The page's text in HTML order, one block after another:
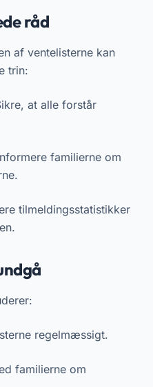
råd
af ventelisterne kan
trin:
at alle forstår
familierne om
tilmeldingsstatistikker
regelmæssigt.
familierne om